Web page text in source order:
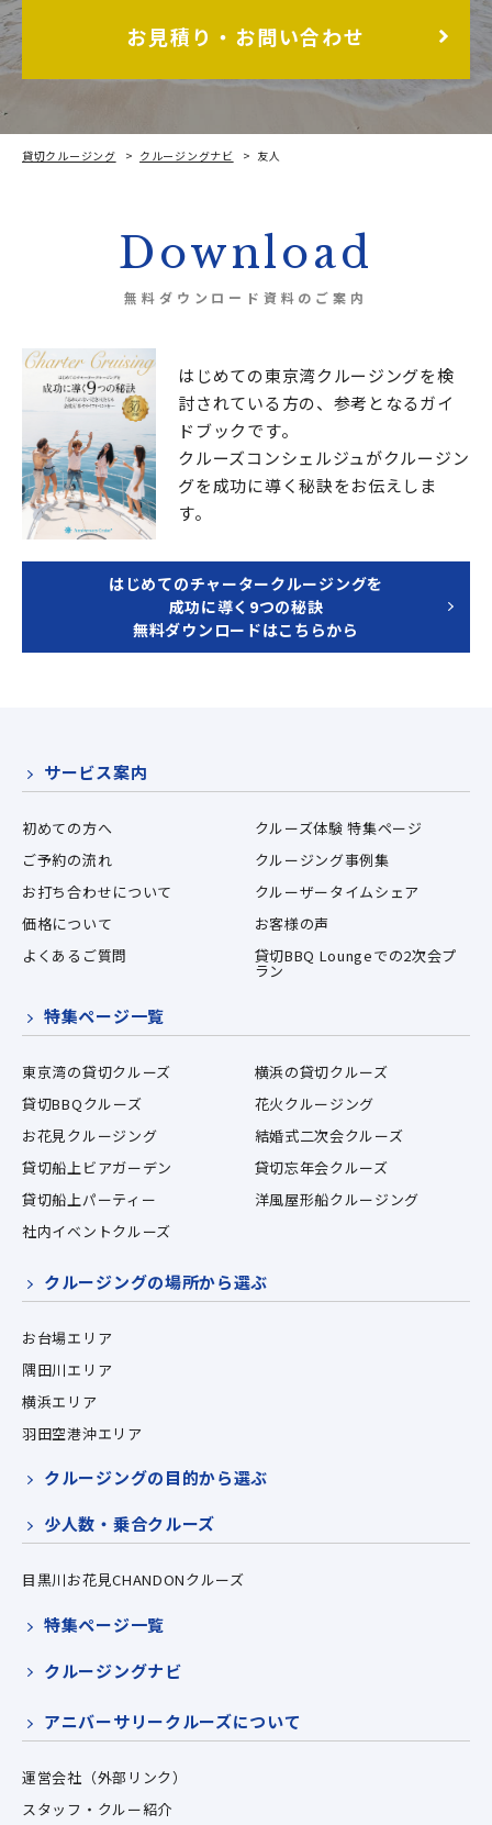
お見積り・お問い合わせ
貸切クルージング クルージングナビ 友人
Download
無料ダウンロード資料のご案内
はじめての東京湾クルージングを検
討されている方の、 参考となるガイ
ドブックです。
クルーズコンシェルジュがクルージン
グを成功に導く秘訣をお伝えしま
す。
はじめてのチャータークルージングを
成功に導く9つの秘訣
無料ダウンロードはこちらから
サービス案内
初めての方へ
クルーズ体験 特集ページ
ご予約の流れ
クルージング事例集
お打ち合わせについて
クルーザータイムシェア
価格について
お客様の声
よくあるご質問
貸切BBQ Loungeでの2次会プ
ラン
特集ページ一覧
東京湾の貸切クルーズ
横浜の貸切クルーズ
貸切BBQクルーズ
花火クルージング
お花見クルージング
結婚式二次会クルーズ
貸切船上ビアガーデン
貸切忘年会クルーズ
貸切船上パーティー
洋風屋形船クルージング
社内イベントクルーズ
クルージングの場所から選ぶ
お台場エリア
隅田川エリア
横浜エリア
羽田空港沖エリア
クルージングの目的から選ぶ
少人数・乗合クルーズ
目黒川お花見CHANDONクルーズ
特集ページ一覧
クルージングナビ
アニバーサリークルーズについて
運営会社（外部リンク）
スタッフ・クルー紹介